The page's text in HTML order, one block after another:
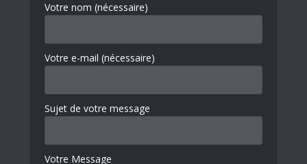
Votre nom (nécessaire)
Votre e-mail (nécessaire)
Sujet de votre message
Votre Message